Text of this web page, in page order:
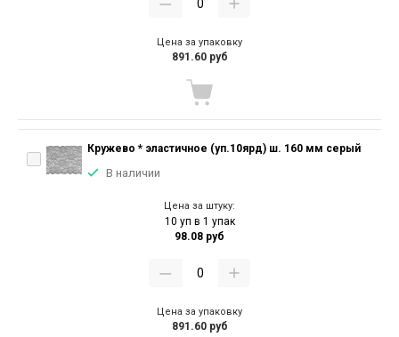
Цена за упаковку
891.60 руб
Кружево * эластичное (уп.10ярд) ш. 160 мм серый
В наличии
Цена за штуку:
10 уп в 1 упак
98.08 руб
Цена за упаковку
891.60 руб